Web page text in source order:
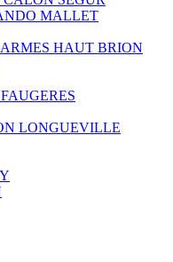
MALLET
HAUT BRION
LONGUEVILLE